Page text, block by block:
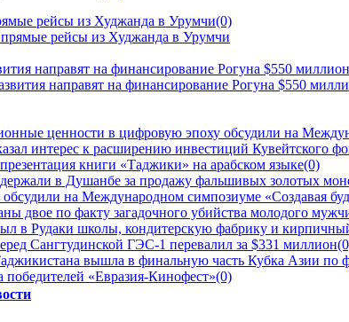
рейсы из Худжанда в Урумчи(0)
направят на финансирование Рогуна $550
ценности в цифровую эпоху обсудили на
интерес к расширению инвестиций Кувейтского
книги «Таджики» на арабском языке(0)
в Душанбе за продажу фальшивых золотых
обсудили на Международном симпозиуме «Создавая
двое по факту загадочного убийства молодого
в Рудаки школы, кондитерскую фабрику и
Сангтудинской ГЭС-1 перевалил за $331 миллион
вышла в финальную часть Кубка Азии по
«Евразия-Кинофест»(0)